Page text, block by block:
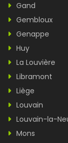
Gand
Gembloux
Genappe
Huy
La Louvière
Libramont
Liège
Louvain
Louvain-la-
Mons